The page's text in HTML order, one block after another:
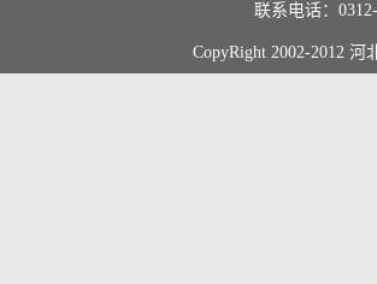
联系电话：
CopyRight 2002-2012